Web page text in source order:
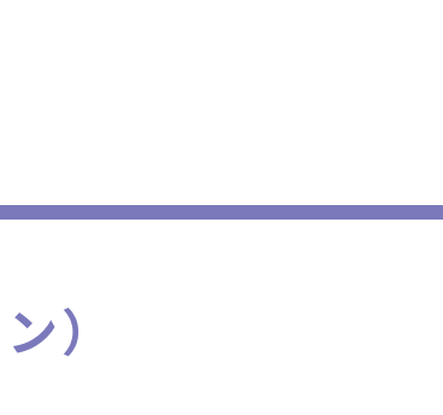
）